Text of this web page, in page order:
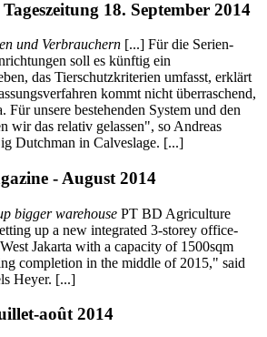
18. September 2014
und Verbrauchern [...] Für die Serien-
soll es künftig ein
das Tierschutzkriterien umfasst, erklärt
kommt nicht überraschend,
Für unsere bestehenden System und den
wir das relativ gelassen", so Andreas
Dutchman in Calveslage. [...]
- August 2014
bigger warehouse PT BD Agriculture
up a new integrated 3-storey office-
Jakarta with a capacity of 1500sqm
completion in the middle of 2015," said
Heyer. [...]
août 2014